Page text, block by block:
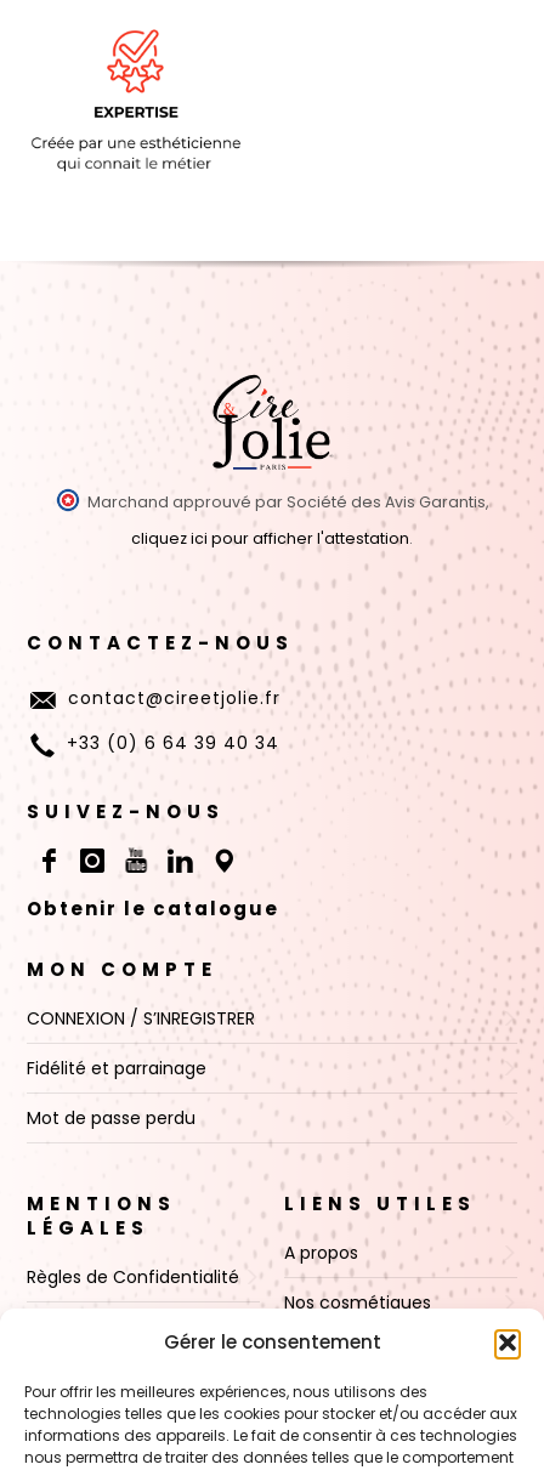
Gérer le consentement
Pour offrir les meilleures expériences, nous utilisons des
technologies telles que les cookies pour stocker et/ou accéder aux
informations des appareils. Le fait de consentir à ces technologies
nous permettra de traiter des données telles que le comportement
Marchand approuvé par Société des Avis Garantis,
cliquez ici pour afficher l'attestation.
CONTACTEZ-NOUS
contact@cireetjolie.fr
+33 (0) 6 64 39 40 34
SUIVEZ-NOUS
Obtenir le catalogue
MON COMPTE
CONNEXION / S’INREGISTRER
Fidélité et parrainage
Mot de passe perdu
MENTIONS
LÉGALES
Règles de Confidentialité
Politique de cookies (UE)
LIENS UTILES
A propos
Nos cosmétiques
Nos cires
Boutique
Contact